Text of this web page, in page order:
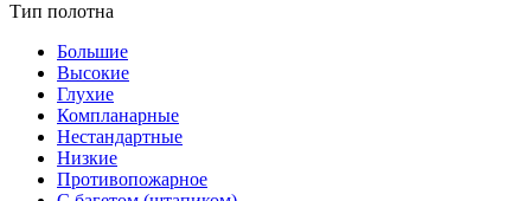
Тип полотна
Большие
Высокие
Глухие
Компланарные
Нестандартные
Низкие
Противопожарное